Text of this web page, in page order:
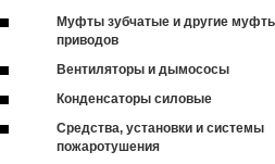
Муфты зубчатые и другие
приводов
Вентиляторы и дымососы
Конденсаторы силовые
Средства, установки и системы
пожаротушения